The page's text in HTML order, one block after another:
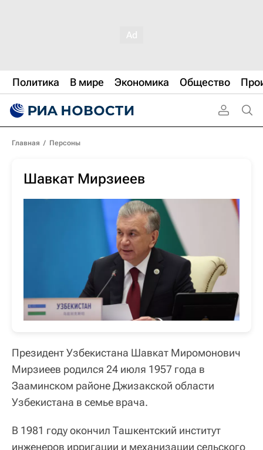
Политика В мире Экономика Общество
Главная / Персоны
Шавкат Мирзиеев
Президент Узбекистана Шавкат Миромонович
Мирзиеев родился 24 июля 1957 года в
Зааминском районе Джизакской области
Узбекистана в семье врача.
В 1981 году окончил Ташкентский институт
инженеров ирригации и механизации сельского